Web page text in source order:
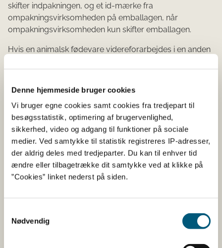
Denne hjemmeside bruger cookies
Vi bruger egne cookies samt cookies fra tredjepart til
besøgsstatistik, optimering af brugervenlighed,
sikkerhed, video og adgang til funktioner på sociale
medier. Ved samtykke til statistik registreres IP-adresser,
der aldrig deles med tredjeparter. Du kan til enhver tid
ændre eller tilbagetrække dit samtykke ved at klikke på
”Cookies” linket nederst på siden.
Nødvendig
skifter indpakningen, og et id-mærke fra
ompakningsvirksomheden på emballagen, når
ompakningsvirksomheden kun skifter emballagen.
Hvis en animalsk fødevare videreforarbejdes i en anden
koger et indpakket produkt. Der kan således være både
et id-mærke fra indpakningsvirksomheden og et id-
mærke fra forarbejdningsvirksomheden på varen.
Hygiejneforordningen for animalske fødevarer, bilag II,
afsnit I
36.5 Identifikationsmærker –
slagtebiprodukter
For emballeret fersk kød og spiselige slagtebiprodukter